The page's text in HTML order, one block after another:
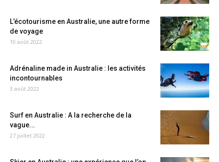
L’écotourisme en Australie, une autre forme
de voyage
10 août 2022
Adrénaline made in Australie : les activités
incontournables
3 août 2022
Surf en Australie : A la recherche de la
vague...
27 juillet 2022